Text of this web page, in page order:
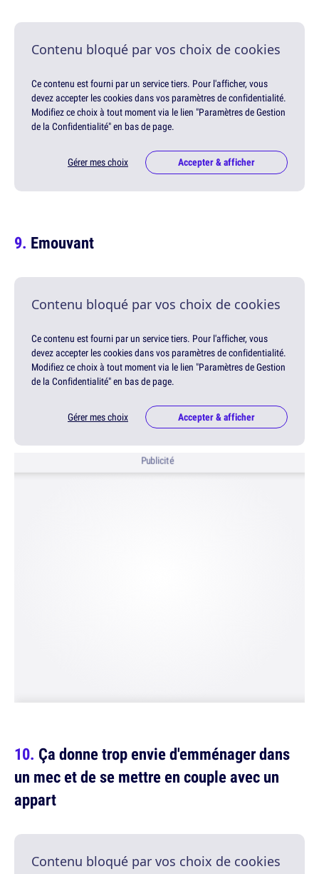
Contenu bloqué par vos choix de cookies
Ce contenu est fourni par un service tiers. Pour l'afficher, vous
devez accepter les cookies dans vos paramètres de confidentialité.
Modifiez ce choix à tout moment via le lien "Paramètres de Gestion
de la Confidentialité" en bas de page.
Gérer mes choix Accepter & afficher
Emouvant
Contenu bloqué par vos choix de cookies
Ce contenu est fourni par un service tiers. Pour l'afficher, vous
devez accepter les cookies dans vos paramètres de confidentialité.
Modifiez ce choix à tout moment via le lien "Paramètres de Gestion
de la Confidentialité" en bas de page.
Gérer mes choix Accepter & afficher
Publicité
Ça donne trop envie d'emménager dans
un mec et de se mettre en couple avec un
appart
Contenu bloqué par vos choix de cookies